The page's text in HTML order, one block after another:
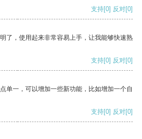
支持[0] 反对[0]
了，使用起来非常容易上手，让我能够快速熟
支持[0] 反对[0]
单一，可以增加一些新功能，比如增加一个自
支持[0] 反对[0]